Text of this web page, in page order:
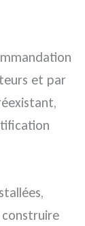
et par
construire